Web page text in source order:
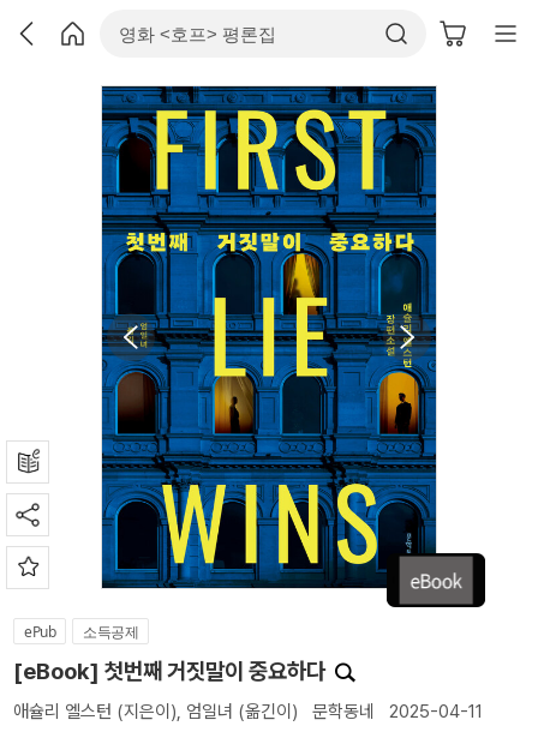
ePub 소득공제
[eBook] 첫번째 거짓말이 중요하다
애슐리 엘스턴 (지은이), 엄일녀 (옮긴이) 문학동네 2025-04-11